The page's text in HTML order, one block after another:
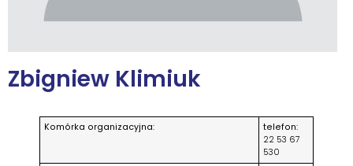
Zbigniew Klimiuk
Komórka organizacyjna:
telefon:
22 53 67
530